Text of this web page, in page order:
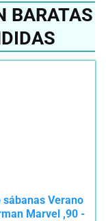
BARATAS
sábanas Verano
Marvel ,90 -